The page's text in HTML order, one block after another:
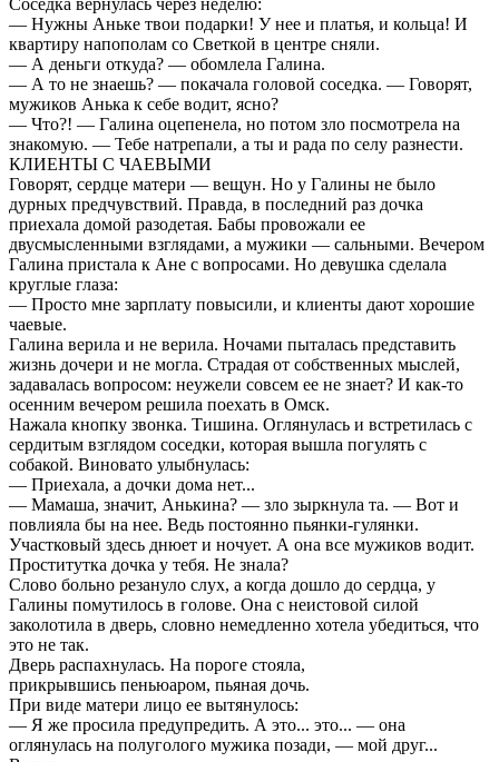
Соседка вернулась через неделю:
— Нужны Аньке твои подарки! У нее и платья, и кольца! И
квартиру напополам со Светкой в центре сняли.
— А деньги откуда? — обомлела Галина.
— А то не знаешь? — покачала головой соседка. — Говорят,
мужиков Анька к себе водит, ясно?
— Что?! — Галина оцепенела, но потом зло посмотрела на
знакомую. — Тебе натрепали, а ты и рада по селу разнести.
КЛИЕНТЫ С ЧАЕВЫМИ
Говорят, сердце матери — вещун. Но у Галины не было
дурных предчувствий. Правда, в последний раз дочка
приехала домой разодетая. Бабы провожали ее
двусмысленными взглядами, а мужики — сальными. Вечером
Галина пристала к Ане с вопросами. Но девушка сделала
круглые глаза:
— Просто мне зарплату повысили, и клиенты дают хорошие
чаевые.
Галина верила и не верила. Ночами пыталась представить
жизнь дочери и не могла. Страдая от собственных мыслей,
задавалась вопросом: неужели совсем ее не знает? И как-то
осенним вечером решила поехать в Омск.
Нажала кнопку звонка. Тишина. Оглянулась и встретилась с
сердитым взглядом соседки, которая вышла погулять с
собакой. Виновато улыбнулась:
— Приехала, а дочки дома нет...
— Мамаша, значит, Анькина? — зло зыркнула та. — Вот и
повлияла бы на нее. Ведь постоянно пьянки-гулянки.
Участковый здесь днюет и ночует. А она все мужиков водит.
Проститутка дочка у тебя. Не знала?
Слово больно резануло слух, а когда дошло до сердца, у
Галины помутилось в голове. Она с неистовой силой
заколотила в дверь, словно немедленно хотела убедиться, что
это не так.
Дверь распахнулась. На пороге стояла,
прикрывшись пеньюаром, пьяная дочь.
При виде матери лицо ее вытянулось:
— Я же просила предупредить. А это... это... — она
оглянулась на полуголого мужика позади, — мой друг...